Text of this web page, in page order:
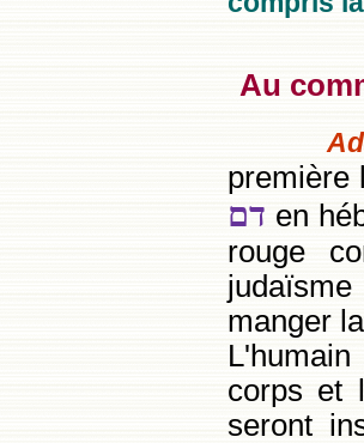
Au
première
דם en
rouge
manger
corps et
seront